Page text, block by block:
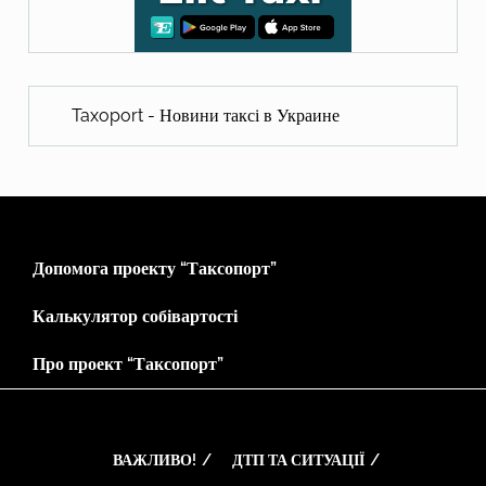
Taxoport - Новини таксі в Украине
Допомога проекту “Таксопорт”
Калькулятор собівартості
Про проект “Таксопорт”
ВАЖЛИВО! ДТП ТА СИТУАЦІЇ